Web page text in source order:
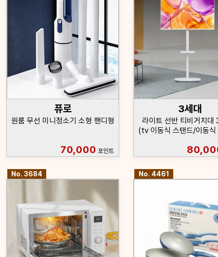
퓨로
원룸 무선 미니청소기 소형 핸디형
70,000 포인트
3세대
라이트 선반 티비거치
(tv 이동식 스탠드/이동식
No. 3684 No. 4461